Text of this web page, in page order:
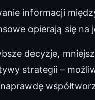
informacji
opierają się
decyzje,
strategii –